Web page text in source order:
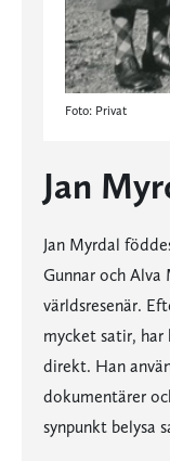
Foto: Privat
Jan
Jan Myrdal
Gunnar och
världsresenär.
mycket satir, har
direkt. Han
dokumentärer
synpunkt belysa